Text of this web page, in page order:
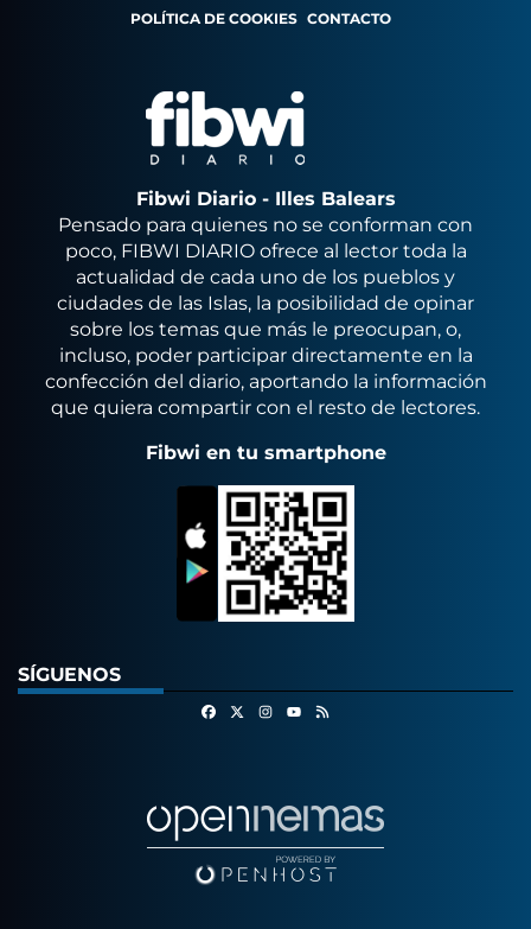
POLÍTICA DE COOKIES CONTACTO
Fibwi Diario - Illes Balears
Pensado para quienes no se conforman con
poco, FIBWI DIARIO ofrece al lector toda la
actualidad de cada uno de los pueblos y
ciudades de las Islas, la posibilidad de opinar
sobre los temas que más le preocupan, o,
incluso, poder participar directamente en la
confección del diario, aportando la información
que quiera compartir con el resto de lectores.
Fibwi en tu smartphone
SÍGUENOS
FacebookInstagram